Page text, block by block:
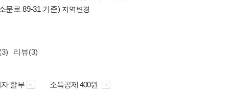
문로 89-31 기준) 지역변경
리뷰(3)
할부 소득공제 400원